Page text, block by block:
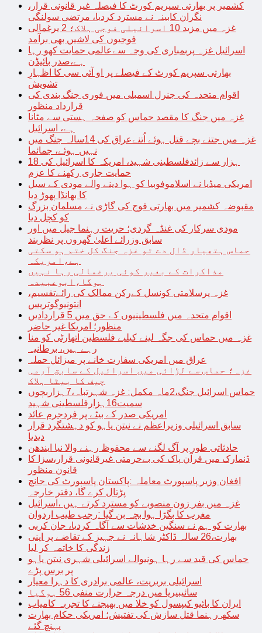
کشمیر پر بھارتی سپریم کورٹ کا فیصلہ غیر قانونی قرار،
نگران کابینہ نے مسترد کردیا، مرتضی سولنگی
غزہ میں مزید 10 اسرائیلی فوجی ہلاک؛ 2 یرغمالی
فوجیوں کی لاشیں بھی برآمد
اسرائیل غزہ پربمباری کی وجہ سےعالمی حمایت کھو رہا
ہے،صدر بائیڈن
بھارتی سپریم کورٹ کے فیصلے پر او آئی سی کا اظہارِ
تشویش
اقوام متحدہ کی جنرل اسمبلی میں فوری جنگ بندی کی
قرارداد منظور
غزہ میں جنگ کا مقصد حماس کو صفحہ ہستی سے مٹانا
ہے، اسرائیل
غزہ میں جتنے بچے قتل ہوئے اُتنےعراق کی 14سالہ جنگ میں
نہیں ہوئے، جمائما
18 ہزار سے زائدفلسطینی شہید، امریکہ کا اسرائیل کی
حمایت جاری رکھنے کا عزم
امریکی میڈیا نے اسلاموفوبیا کو ہوا دینے والے مودی کے سیل
کا بھانڈا پھوڑ دیا
مقبوضہ کشمیر میں بھارتی فوج کی گاڑی نے مسلمان بزرگ
کو کچل دیا
مودی سرکار کی غنڈہ گردی؛ حریت رہنما جیل میں اور
سابق وزرائے اعلیٰ گھروں پر نظربند
حماس ہتھیار ڈال دے تو غزہ جنگ کل ختم ہو سکتی
ہے،امریکہ
مذاکرات کے بغیر کوئی یرغمالی رہا نہیں
ہوگا،ابوعبیدہ
غزہ پرسلامتی کونسل کےرکن ممالک کی رائےتقسیم،
انتونیوگوتریس
اقوام متحدہ میں فلسطینیوں کے حق میں 5 قراردادیں
منظور؛ امریکا غیر حاضر
غزہ میں حماس کی جگہ لینے کیلیے فلسطین اتھارٹی کو منا
رہے ہیں، برطانیہ
عراق میں امریکی سفارت خانے پر میزائل حملہ
غزہ؛ حماس سے لڑائی میں اسرائیل کے سابق آرمی
چیف کا بیٹا ہلاک
حماس اسرائیل جنگ،2ماہ مکمل: غزہ شہرتباہ،7ہزاربچوں
سمیت16ہزارفلسطینی شہید
امریکی صدر کے بیٹے پر فردجرم عائد
سابق اسرائیلی وزیراعظم نے نیتن یاہو کو دہشتگرد قرار
دیدیا
حادثاتی طور پر آگ لگنے سے محفوظ رہنے والا نیا ایندھن
ڈنمارک میں قرآن پاک کی بےحرمتی غیرقانونی قرار،سزا کا
قانون منظور
افغان وزیر پاسپورٹ معاملہ :پاکستان پاسپورٹ کی جانچ
پڑتال کرے گا، دفتر خارجہ
غزہ میں بفر زون منصوبے کو مسترد کرتے ہیں ،اسرائیل
مغرب کا بگڑا ہوا بچہ بن گیا :رجب طیب اردوان
بھارت کو ہم نے سنگین خدشات سے آگاہ کردیا، جان کربی
بھارت،26 سالہ ڈاکٹر شاہانہ نے جہیز کے تقاضے پر اپنی
زندگی کا خاتمہ کر لیا
حماس کی قید سے رہا ہونیوالے اسرائیلی شہری نیتن یاہو
پر برس پڑے
اسرائیلی بربریت، عالمی برادری کا دہرا معیار
سائیبیریا میں درجہ حرارت منفی 56 ہوگیا
ایران کا بائیو کیپسول کو خلا میں بھیجنے کا تجربہ کامیاب
سکھ رہنما قتل سازش کی تفتیش؛ امریکی حکام بھارت
پہنچ گئے